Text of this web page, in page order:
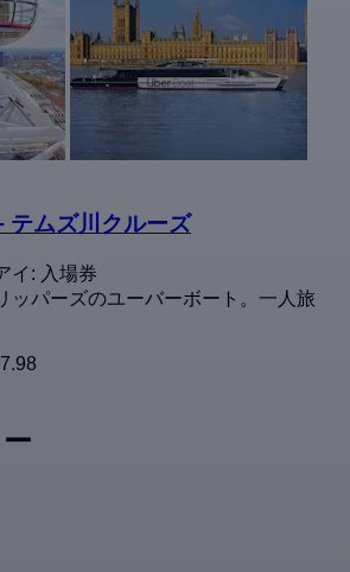
テムズ川クルーズ
イ: 入場券
ッパーズのユーバーボート。一人旅